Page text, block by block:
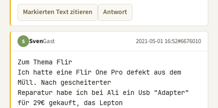
Markierten Text zitieren Antwort
S SvenGast 2021-05-01 16:52#6676010
Zum Thema Flir
Ich hatte eine Flir One Pro defekt aus dem
Müll. Nach gescheiterter
Reparatur habe ich bei Ali ein Usb "Adapter"
für 29€ gekauft, das Lepton